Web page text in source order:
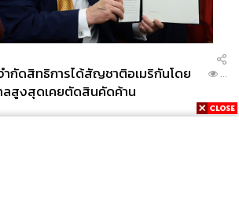
ำกัดสิทธิการได้สัญชาติอเมริกันโดย
ลสูงสุดเคยตัดสินคัดค้าน
...